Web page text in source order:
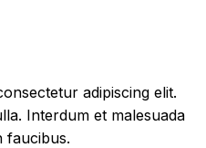
adipiscing elit.
Interdum et malesuada
faucibus.